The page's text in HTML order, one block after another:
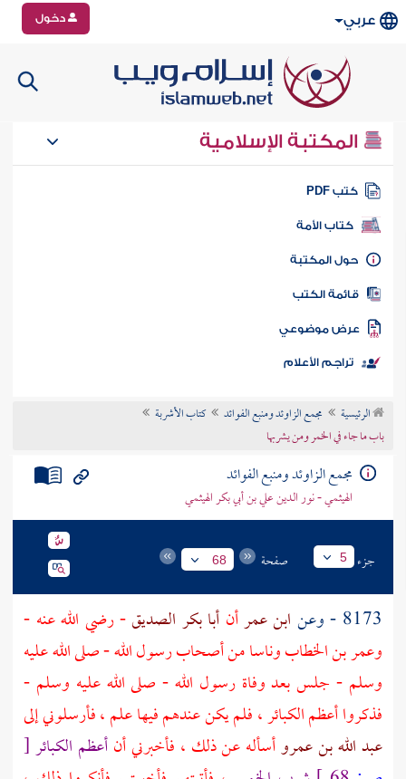
عربي دخول
المكتبة الإسلامية
كتب PDF
كتاب الأمة
المكتبة
الكتب
موضوعي
تراجم الأعلام
الرئيسية مجمع الزاوئد ومنبع الفوائد
كتاب الأشربة
باب ما جاء في الخمر ومن يشربها
مجمع الزاوئد ومنبع الفوائد
الهيثمي - نور الدين علي بن أبي بكر الهيثمي
جزء 5 صفحة 68
8173 - وعن ابن عمرأن أبا بكر الصديق- رضي الله عنه -
وعمر بن الخطاب وناسا من أصحاب رسول الله - صلى الله عليه
وسلم - جلس بعد وفاة رسول الله - صلى الله عليه وسلم -
فذكروا أعظم الكبائر ، فلم يكن عندهم فيها علم ، فأرسلوني إلى
عبد الله بن عمروأسأله عن ذلك ، فأخبرني أنأعظم الكبائر[